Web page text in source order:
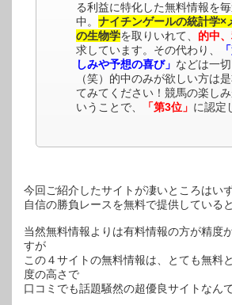
る利益に特化した無料情報を
中。 ナイチンゲールの統計学×
の生物学を取りいれて、 的中
求しています。その代わり、
しみや予想の喜び」 などは一
（笑）的中のみが欲しい方は
てみてください！競馬の楽し
いうことで、
「第3位」 に認定
今回ご紹介したサイトが凄いところはい
自信の勝負レースを無料で提供している
当然無料情報よりは有料情報の方が精度
すが
この４サイトの無料情報は、とても無料
度の高さで
口コミでも話題騒然の超優良サイトなんで